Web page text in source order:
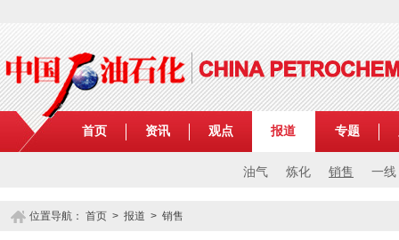
首页 资讯 观点 报道
油气 炼化 销售 一线
专题
位置导航： 首页 > 报道 > 销售